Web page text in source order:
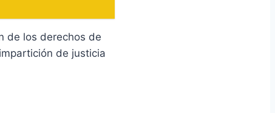
de los derechos de
de justicia